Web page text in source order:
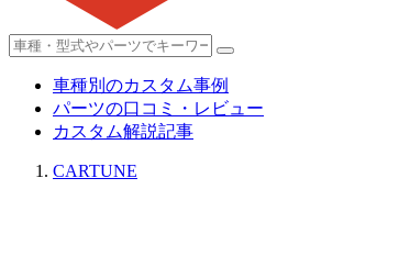
車種別のカスタム事例
パーツの口コミ・レビュー
カスタム解説記事
CARTUNE